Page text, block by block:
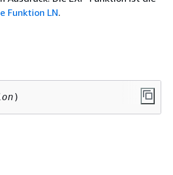
Funktion LN.
)